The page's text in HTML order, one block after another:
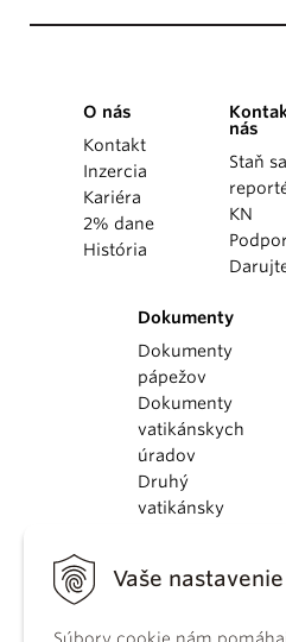
Vaše
O nás
Kontakt
Inzercia
Kariéra
2% dane
História
nás
Staň sa
KN
Dokumenty
Dokumenty
pápežov
Dokumenty
vatikánskych
úradov
Druhý
vatikánsky
KBS